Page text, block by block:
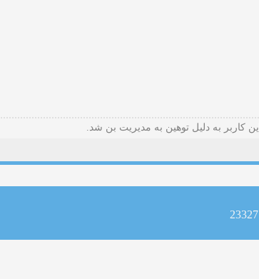
این کاربر به دلیل توهین به مدیریت بن شد.